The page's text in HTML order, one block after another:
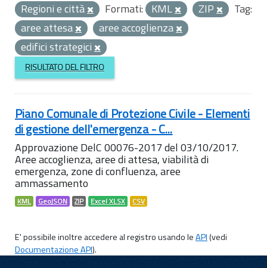
Regioni e città
Formati: KML ZIP
Tag:
aree attesa
aree accoglienza
edifici strategici
RISULTATO DEL FILTRO
Piano Comunale di Protezione Civile - Elementi
di gestione dell'emergenza - C...
Approvazione DelC 00076-2017 del 03/10/2017.
Aree accoglienza, aree di attesa, viabilità di
emergenza, zone di confluenza, aree
ammassamento
KML GeoJSON ZIP Excel XLSX CSV
E' possibile inoltre accedere al registro usando leAPI(vedi
Documentazione API).